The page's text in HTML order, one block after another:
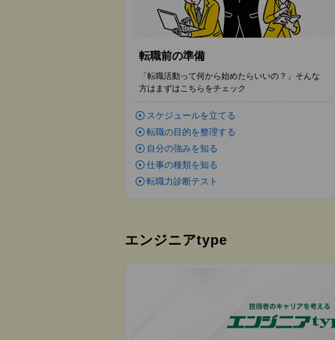
転職前の準備
「転職活動って何から始めたらいいの？」そんな
方はまずはこちらをチェック
スケジュールを立てる
転職の目的を整理する
自分の強みを知る
仕事の種類を知る
転職力診断テスト
エンジニアtype